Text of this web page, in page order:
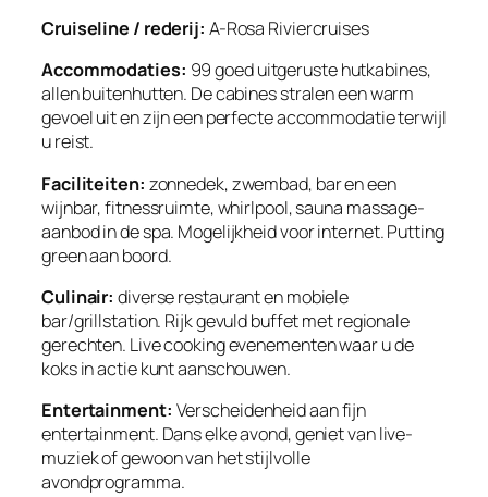
Cruiseline / rederij: A-Rosa Riviercruises
Accommodaties: 99 goed uitgeruste hutkabines,
allen buitenhutten. De cabines stralen een warm
gevoel uit en zijn een perfecte accommodatie terwijl
u reist.
Faciliteiten: zonnedek, zwembad, bar en een
wijnbar, fitnessruimte, whirlpool, sauna massage-
aanbod in de spa. Mogelijkheid voor internet. Putting
green aan boord.
Culinair: diverse restaurant en mobiele
bar/grillstation. Rijk gevuld buffet met regionale
gerechten. Live cooking evenementen waar u de
koks in actie kunt aanschouwen.
Entertainment: Verscheidenheid aan fijn
entertainment. Dans elke avond, geniet van live-
muziek of gewoon van het stijlvolle
avondprogramma.